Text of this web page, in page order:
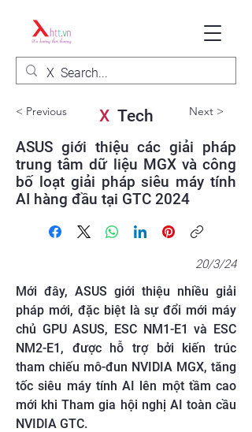
< Previous X Tech Next >
ASUS giới thiệu các giải pháp
trung tâm dữ liệu MGX và công
bố loạt giải pháp siêu máy tính
AI hàng đầu tại GTC 2024
20/3/24
Mới đây, ASUS giới thiệu nhiều giải
pháp mới, đặc biệt là sự đổi mới máy
chủ GPU ASUS, ESC NM1-E1 và ESC
NM2-E1, được hỗ trợ bởi kiến trúc
tham chiếu mô-đun NVIDIA MGX, tăng
tốc siêu máy tính AI lên một tầm cao
mới khi Tham gia hội nghị AI toàn cầu
NVIDIA GTC.